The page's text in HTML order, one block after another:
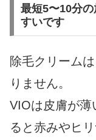
最短5〜10分
すいです
除毛クリーム
りません。
VIOは皮膚が薄
ると赤みやヒ